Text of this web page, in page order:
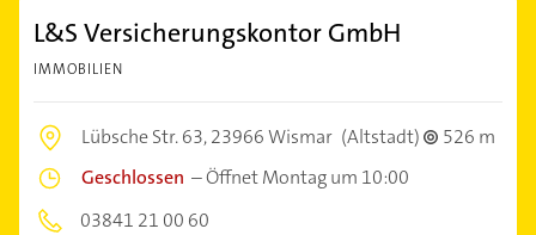
L&S Versicherungskontor GmbH
IMMOBILIEN
Lübsche Str. 63,23966 Wismar (Altstadt)
526 m
Geschlossen –Öffnet Montag um 10:00
03841 21 00 60